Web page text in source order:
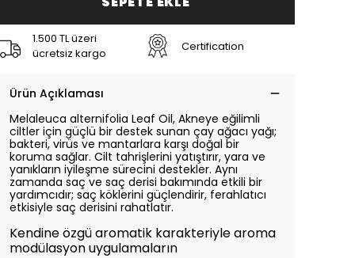
1.500 TL üzeri
ücretsiz kargo
Certification
Ürün Açıklaması
Melaleuca alternifolia Leaf Oil, Akneye eğilimli
ciltler için güçlü bir destek sunan çay ağacı yağı;
bakteri, virüs ve mantarlara karşı doğal bir
koruma sağlar. Cilt tahrişlerini yatıştırır, yara ve
yanıkların iyileşme sürecini destekler. Aynı
zamanda saç ve saç derisi bakımında etkili bir
yardımcıdır; saç köklerini güçlendirir, ferahlatıcı
etkisiyle saç derisini rahatlatır.
Kendine özgü aromatik karakteriyle aroma
modülasyon uygulamaların